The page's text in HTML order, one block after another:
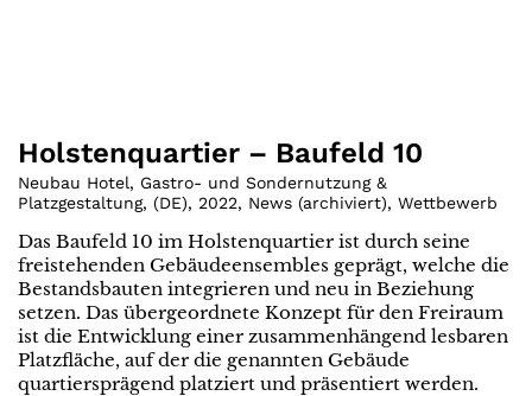
Holstenquartier – Baufeld 10
Neubau Hotel, Gastro- und Sondernutzung &
Platzgestaltung, (DE), 2022, News (archiviert), Wettbewerb
Das Baufeld 10 im Holstenquartier ist durch seine
freistehenden Gebäudeensembles geprägt, welche die
Bestandsbauten integrieren und neu in Beziehung
setzen. Das übergeordnete Konzept für den Freiraum
ist die Entwicklung einer zusammenhängend lesbaren
Platzfläche, auf der die genannten Gebäude
quartiersprägend platziert und präsentiert werden.